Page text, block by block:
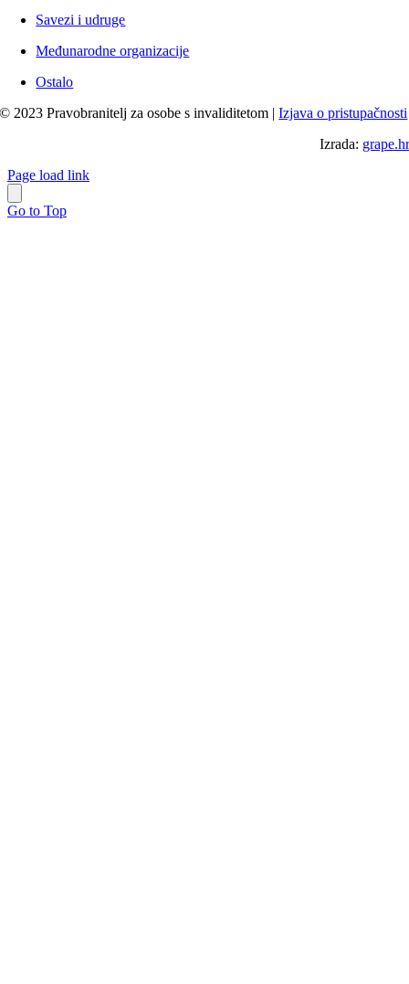
Savezi i udruge
Međunarodne organizacije
Ostalo
© 2023 Pravobranitelj za osobe s invaliditetom |Izjava o pristupačnosti
Izrada: grape.hr
Page load link
Go to Top